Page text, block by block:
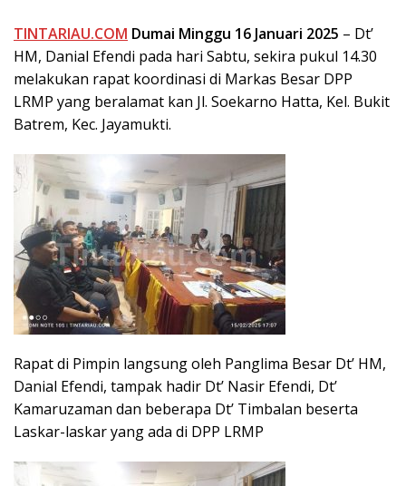
TINTARIAU.COM Dumai Minggu 16 Januari 2025 – Dt’
HM, Danial Efendi pada hari Sabtu, sekira pukul 14.30
melakukan rapat koordinasi di Markas Besar DPP
LRMP yang beralamat kan Jl. Soekarno Hatta, Kel. Bukit
Batrem, Kec. Jayamukti.
Rapat di Pimpin langsung oleh Panglima Besar Dt’ HM,
Danial Efendi, tampak hadir Dt’ Nasir Efendi, Dt’
Kamaruzaman dan beberapa Dt’ Timbalan beserta
Laskar-laskar yang ada di DPP LRMP